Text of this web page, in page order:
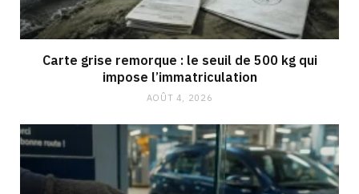
Carte grise remorque : le seuil de 500 kg qui
impose l’immatriculation
AOÛT 4, 2026